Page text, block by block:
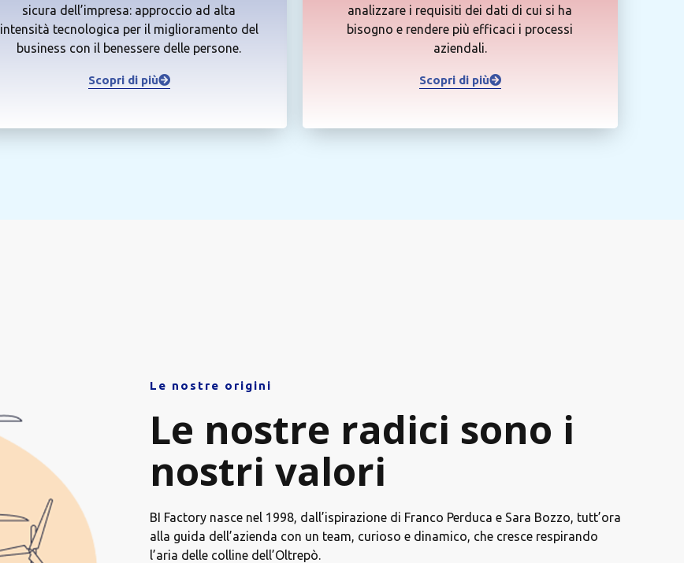
sicura dell’impresa: approccio ad alta
intensità tecnologica per il miglioramento del
business con il benessere delle persone.
Scopri di più
analizzare i requisiti dei dati di cui si ha
bisogno e rendere più efficaci i processi
aziendali.
Scopri di più
Le nostre origini
Le nostre radici sono i
nostri valori
BI Factory nasce nel 1998, dall’ispirazione di Franco Perduca e Sara Bozzo, tutt’ora
alla guida dell’azienda con un team, curioso e dinamico, che cresce respirando
l’aria delle colline dell’Oltrepò.